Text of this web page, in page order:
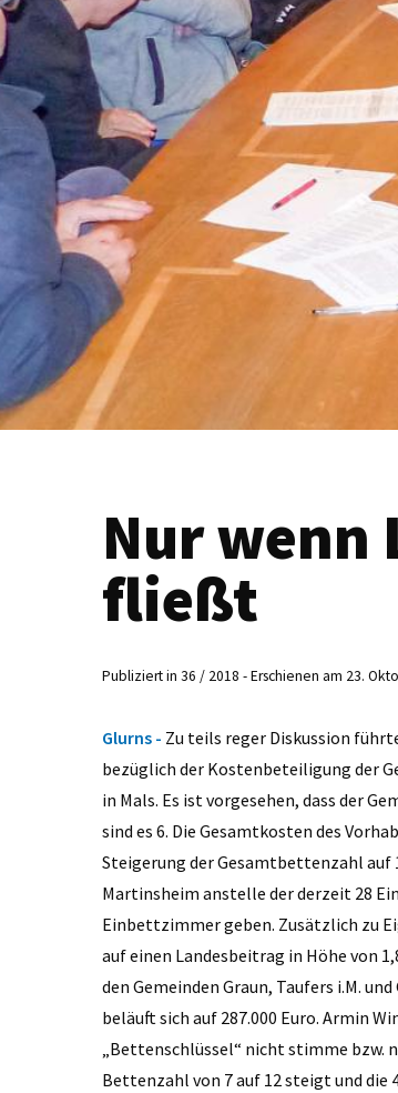
Nur wenn
fließt
Publiziert in 36 / 2018 - Erschienen am 23.
Glurns - Zu teils reger Diskussion
bezüglich der Kostenbeteiligung der
in Mals. Es ist vorgesehen, dass der
sind es 6. Die Gesamtkosten des
Steigerung der Gesamtbettenzahl auf
Martinsheim anstelle der derzeit 28
Einbettzimmer geben. Zusätzlich zu
auf einen Landesbeitrag in Höhe von
den Gemeinden Graun, Taufers i.M.
beläuft sich auf 287.000 Euro. Armin
„Bettenschlüssel“ nicht stimme bzw.
Bettenzahl von 7 auf 12 steigt und die